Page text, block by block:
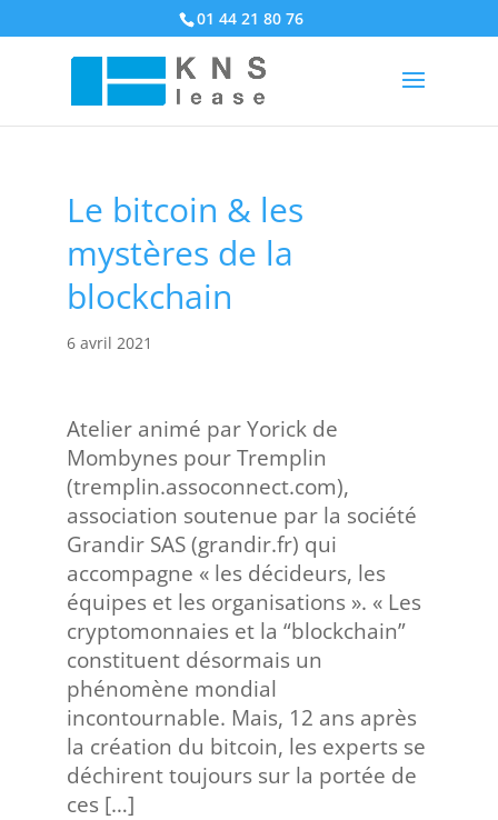
01 44 21 80 76
Le bitcoin & les
mystères de la
blockchain
6 avril 2021
Atelier animé par Yorick de
Mombynes pour Tremplin
(tremplin.assoconnect.com),
association soutenue par la société
Grandir SAS (grandir.fr) qui
accompagne « les décideurs, les
équipes et les organisations ». « Les
cryptomonnaies et la “blockchain”
constituent désormais un
phénomène mondial
incontournable. Mais, 12 ans après
la création du bitcoin, les experts se
déchirent toujours sur la portée de
ces […]